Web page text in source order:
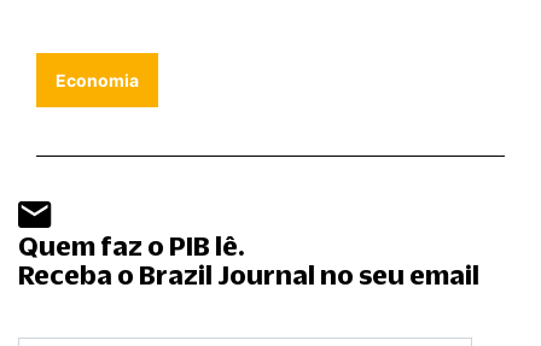
Economia
Quem faz o PIB lê.
Receba o Brazil Journal no seu email